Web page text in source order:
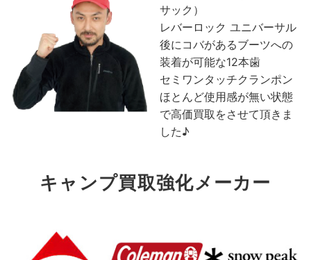
サック）
レバーロック ユニバーサル
後にコバがあるブーツへの
装着が可能な12本歯
セミワンタッチクランポン
ほとんど使用感が無い状態
で高価買取をさせて頂きま
した♪
キャンプ買取強化メーカー